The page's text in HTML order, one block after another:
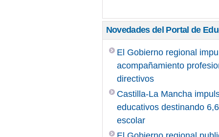
Novedades del Portal de
El Gobierno regional
acompañamiento
directivos
Castilla-La Mancha
educativos destinando
escolar